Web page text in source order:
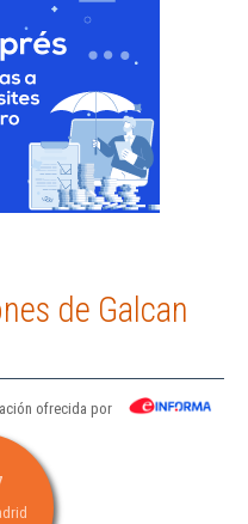
de Galcan
ofrecida por